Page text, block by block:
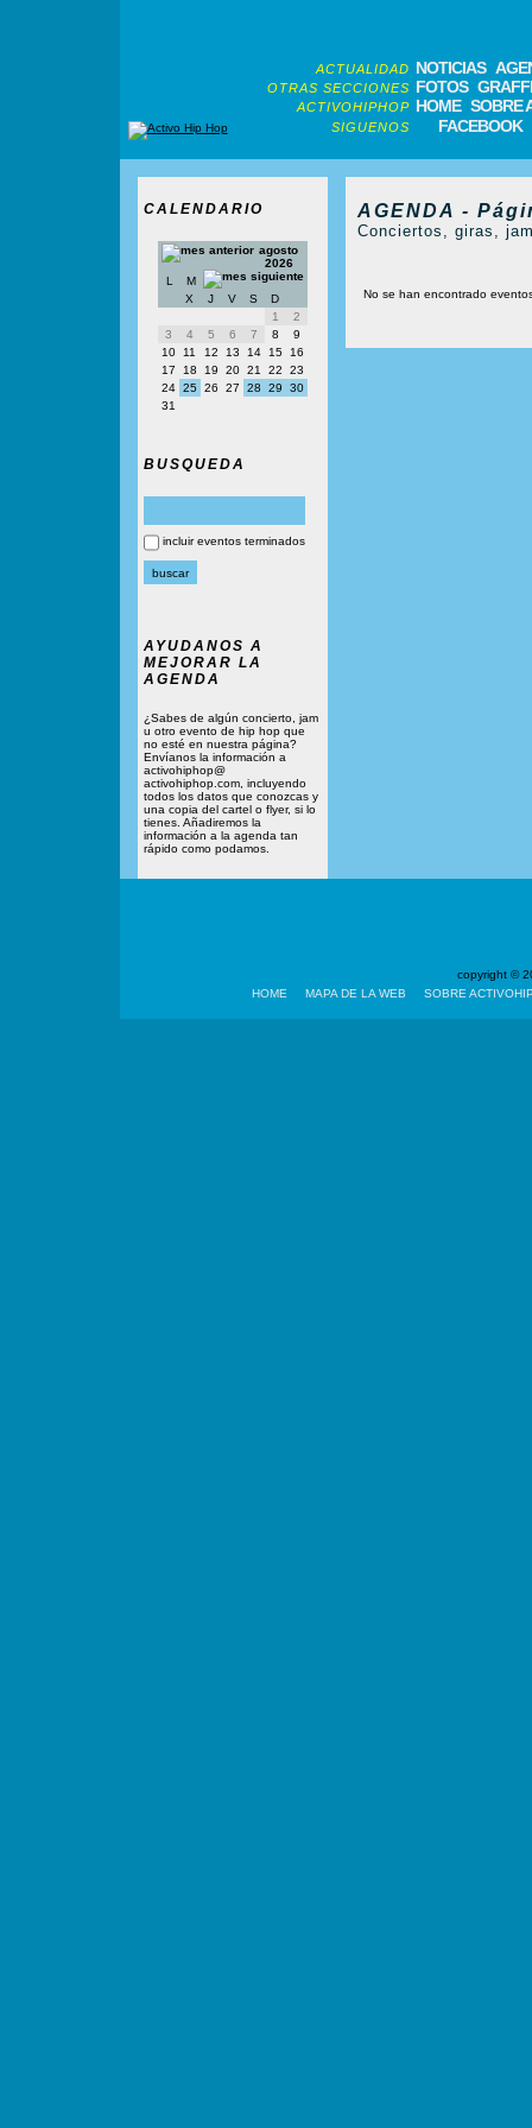
ACTUALIDAD NOTICIAS
OTRAS SECCIONES FOTOS
ACTIVOHIPHOP HOME SOBRE
SIGUENOS FACEBOOK
CALENDARIO
agosto
2026
L
M
X
J V S
D
1
2
3
4 5 6 7 8
9
10
11 12 13 14 15
16
17
18 19 20 21 22
23
24 25 26 27 28 29
30
31
BUSQUEDA
incluir eventos terminados
AYUDANOS A
MEJORAR LA
AGENDA
¿Sabes de algún concierto, jam
u otro evento de hip hop que
no esté en nuestra página?
Envíanos la información a
activohiphop@
activohiphop.com, incluyendo
todos los datos que conozcas y
una copia del cartel o flyer, si lo
tienes. Añadiremos la
información a la agenda tan
rápido como podamos.
AGENDA -
Conciertos, giras,
No se han encontrado
copyright ©
HOME
MAPA DE LA WEB SOBRE